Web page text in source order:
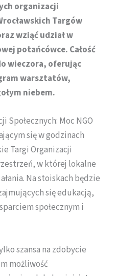
organizacji
Targów
wziąć udział w
potańcówce. Całość
wieczora, oferując
warsztatów,
niebem.
Społecznych: Moc NGO
się w godzinach
Targi Organizacji
w której lokalne
Na stoiskach będzie
się edukacją,
społecznym i
szansa na zdobycie
możliwość